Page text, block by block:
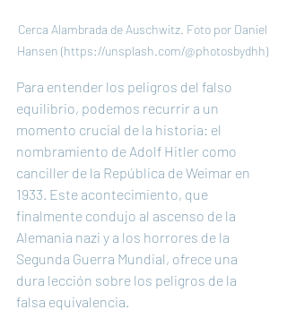
Cerca Alambrada de Auschwitz. Foto por Daniel
Hansen (https://unsplash.com/@photosbydhh)
Para entender los peligros del falso
equilibrio, podemos recurrir a un
momento crucial de la historia: el
nombramiento de Adolf Hitler como
canciller de la República de Weimar en
1933. Este acontecimiento, que
finalmente condujo al ascenso de la
Alemania nazi y a los horrores de la
Segunda Guerra Mundial, ofrece una
dura lección sobre los peligros de la
falsa equivalencia.